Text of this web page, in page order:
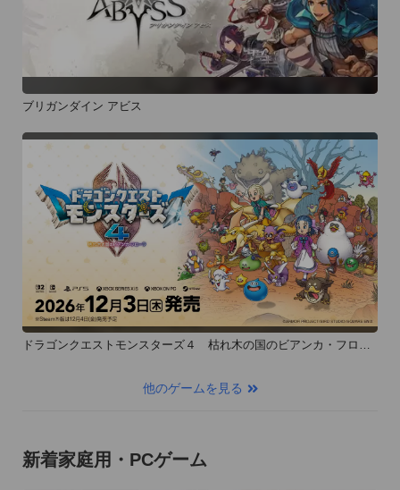
ブリガンダイン アビス
ドラゴンクエストモンスターズ４ 枯れ木の国のビアンカ・フロー
他のゲームを見る
新着家庭用・PCゲーム